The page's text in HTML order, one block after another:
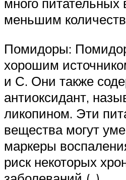
меньшим
Помидоры:
хорошим
и С. Они также
антиоксидант,
ликопином. Эти
вещества могут
маркеры
риск некоторых